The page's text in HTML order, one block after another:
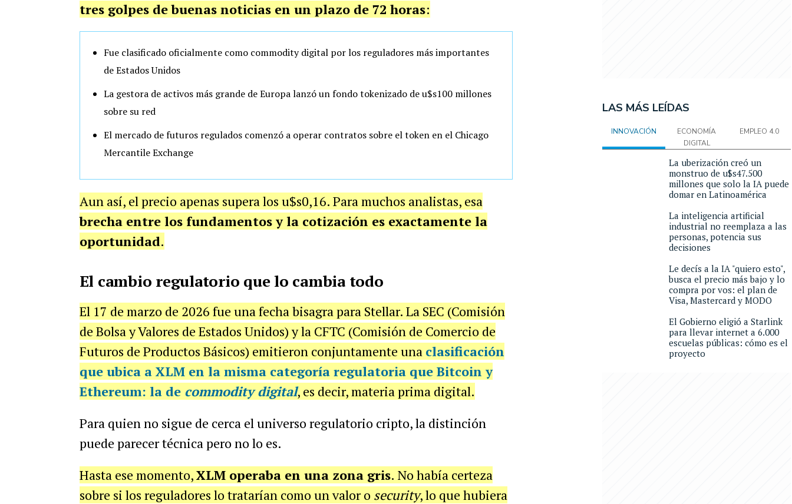
tres golpes de buenas noticias en un plazo de 72 horas:
Fue clasificado oficialmente como commodity digital por los reguladores más importantes
de Estados Unidos
La gestora de activos más grande de Europa lanzó un fondo tokenizado de u$s100 millones
sobre su red
El mercado de futuros regulados comenzó a operar contratos sobre el token en el Chicago
Mercantile Exchange
Aun así, el precio apenas supera los u$s0,16. Para muchos analistas, esa
brecha entre los fundamentos y la cotización es exactamente la
oportunidad.
El cambio regulatorio que lo cambia todo
El 17 de marzo de 2026 fue una fecha bisagra para Stellar. La SEC (Comisión
de Bolsa y Valores de Estados Unidos) y la CFTC (Comisión de Comercio de
Futuros de Productos Básicos) emitieron conjuntamente una clasificación
que ubica a XLM en la misma categoría regulatoria que Bitcoin y
Ethereum: la de commodity digital, es decir, materia prima digital.
Para quien no sigue de cerca el universo regulatorio cripto, la distinción
puede parecer técnica pero no lo es.
Hasta ese momento,XLM operaba en una zona gris. No había certeza
sobre si los reguladores lo tratarían como un valor o security, lo que hubiera
LAS MÁS LEÍDAS
INNOVACIÓN
ECONOMÍA
DIGITAL
EMPLEO 4.0
La uberización creó un
monstruo de u$s47.500
millones que solo la IA puede
domar en Latinoamérica
La inteligencia artificial
industrial no reemplaza a las
personas, potencia sus
decisiones
Le decís a la IA "quiero esto",
busca el precio más bajo y lo
compra por vos: el plan de
Visa, Mastercard y MODO
El Gobierno eligió a Starlink
para llevar internet a 6.000
escuelas públicas: cómo es el
proyecto